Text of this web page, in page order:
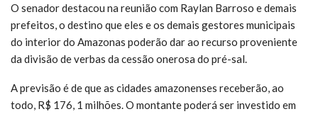
O senador destacou na reunião com Raylan Barroso e demais
prefeitos, o destino que eles e os demais gestores municipais
do interior do Amazonas poderão dar ao recurso proveniente
da divisão de verbas da cessão onerosa do pré-sal.
A previsão é de que as cidades amazonenses receberão, ao
todo, R$ 176, 1 milhões. O montante poderá ser investido em